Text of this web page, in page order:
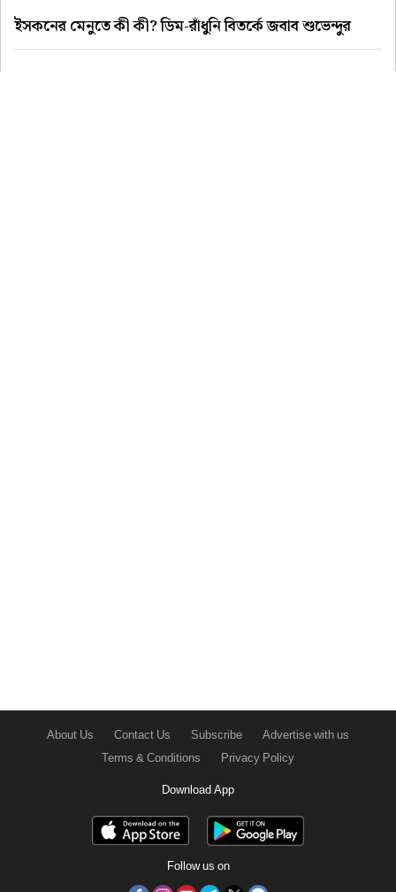
ইসকনের মেনুতে কী কী? ডিম-রাঁধুনি বিতর্কে জবাব শুভেন্দুর
About Us Contact Us Subscribe
Advertise with us
Terms & Conditions
Privacy Policy
Download App
Follow us on